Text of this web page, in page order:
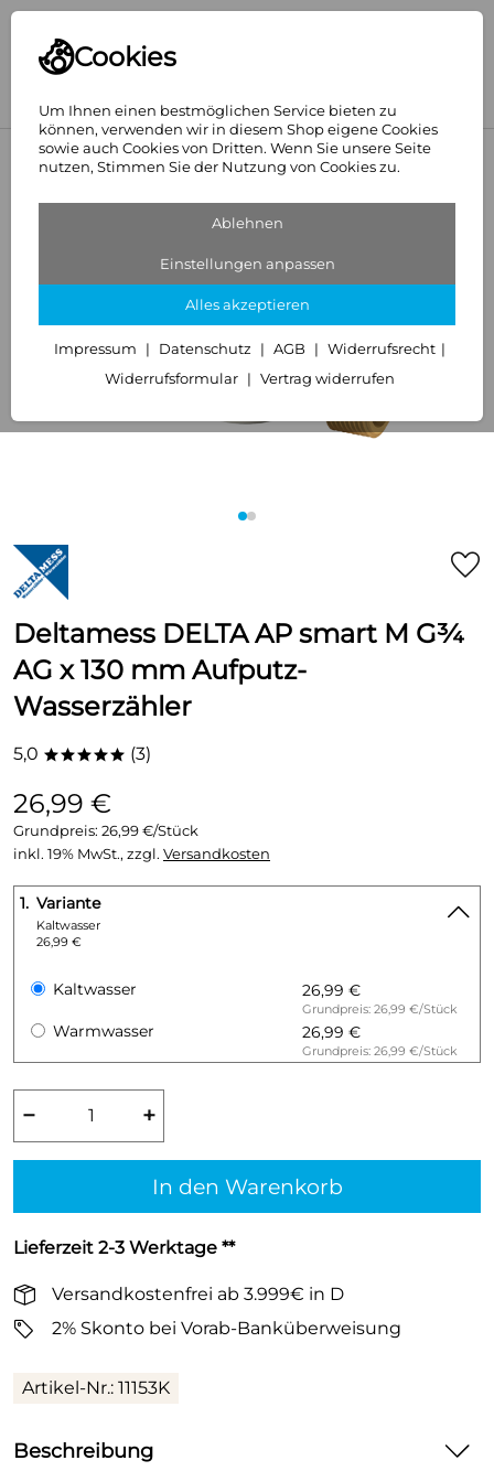
Cookies
Um Ihnen einen bestmöglichen Service bieten zu
können, verwenden wir in diesem Shop eigene Cookies
sowie auch Cookies von Dritten. Wenn Sie unsere Seite
nutzen, Stimmen Sie der Nutzung von Cookies zu.
Ablehnen
Einstellungen anpassen
Alles akzeptieren
Impressum Datenschutz AGB
Widerrufsrecht
Widerrufsformular
Vertrag widerrufen
Wasserzähler
Deltamess DELTA AP smart M G¾
AG x 130 mm Aufputz-
Wasserzähler
5,0 ***** (3)
26,99 €
Grundpreis: 26,99 €/Stück
inkl. 19% MwSt., zzgl. Versandkosten
1. Variante
Kaltwasser
26,99 €
Kaltwasser 26,99 €
Grundpreis: 26,99 €/Stück
Warmwasser 26,99 €
Grundpreis: 26,99 €/Stück
− +
In den Warenkorb
Lieferzeit 2-3 Werktage **
Versandkostenfrei ab 3.999€ in D
2% Skonto bei Vorab-Banküberweisung
Artikel-Nr.: 11153K
Beschreibung